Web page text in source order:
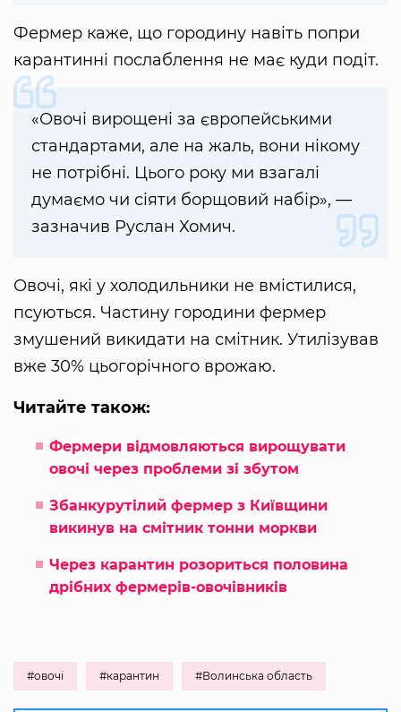
Фермер каже, що городину навіть попри
карантинні послаблення не має куди подіт.
«Овочі вирощені за європейськими
стандартами, але на жаль, вони нікому
не потрібні. Цього року ми взагалі
думаємо чи сіяти борщовий набір», —
зазначив Руслан Хомич.
Овочі, які у холодильники не вмістилися,
псуються. Частину городини фермер
змушений викидати на смітник. Утилізував
вже 30% цьогорічного врожаю.
Читайте також:
Фермери відмовляються вирощувати
овочі через проблеми зі збутом
Збанкурутілий фермер з Київщини
викинув на смітник тонни моркви
Через карантин розориться половина
дрібних фермерів-овочівників
#овочі #карантин #Волинська область